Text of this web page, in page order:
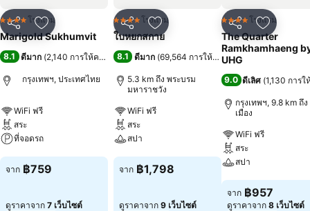
แชร์ เพิ่มในรายการโปรด
4 ดาว โรงแรม
Marigold Sukhumvit
8.1 ดีมาก (2,140 การให้คะแนน)
กรุงเทพฯ, ประเทศไทย
WiFi ฟรี
สระ
ที่จอดรถ
ดูราคา
จาก ฿759
ดูราคาจาก 7 เว็บไซต์
แชร์ เพิ่มในรายการโปรด
4 ดาว โรงแรม
ใบหยกสกาย
8.1 ดีมาก (69,564 การให้คะแนน)
5.3 km ถึง พระบรม
มหาราชวัง
WiFi ฟรี
สระ
สปา
ดูราคา
จาก ฿1,798
ดูราคาจาก 9 เว็บไซต์
แชร์ เพิ่มในรา
4 ดาว โรงแรม
The Quarter
Ramkhamhaeng
UHG
9.0 ดีเลิศ (1,130 การ
กรุงเทพฯ, 9.8 km ถึ
เมือง
WiFi ฟรี
สระ
สปา
ดูราคา
จาก ฿957
ดูราคาจาก 8 เว็บไซต์